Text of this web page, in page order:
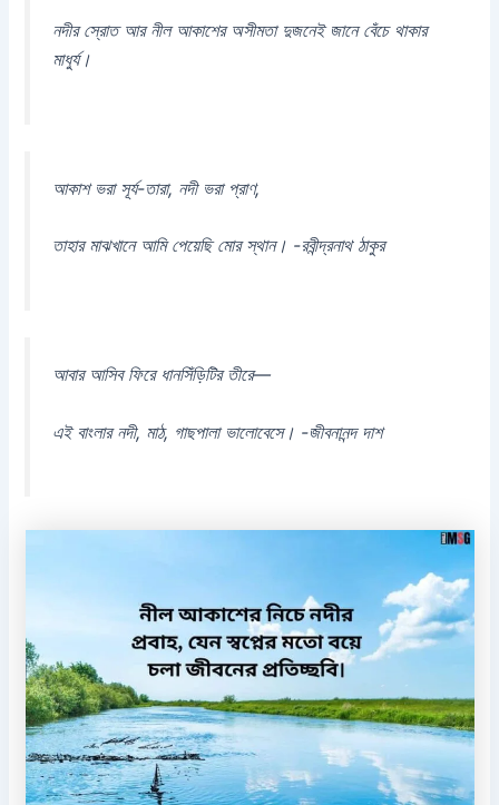
নদীর স্রোত আর নীল আকাশের অসীমতা দুজনেই জানে বেঁচে থাকার
মাধুর্য।
আকাশ ভরা সূর্য-তারা, নদী ভরা প্রাণ,
তাহার মাঝখানে আমি পেয়েছি মোর স্থান। -রবীন্দ্রনাথ ঠাকুর
আবার আসিব ফিরে ধানসিঁড়িটির তীরে—
এই বাংলার নদী, মাঠ, গাছপালা ভালোবেসে। -জীবনানন্দ দাশ